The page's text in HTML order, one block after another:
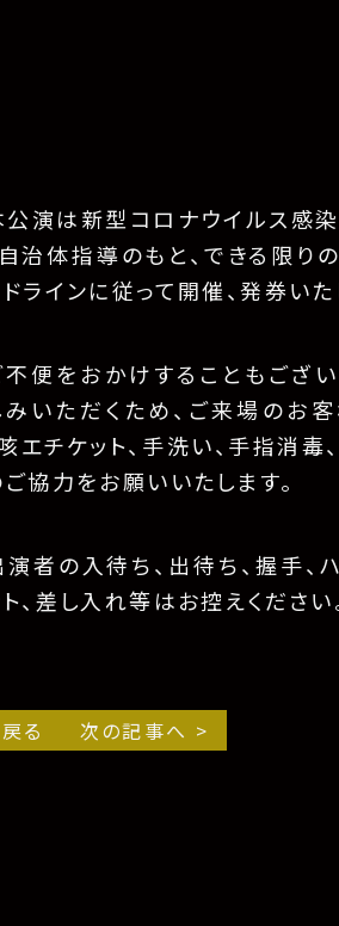
演は新型コロナウイルス感
治体指導のもと、できる限り
ラインに従って開催、発券いた
便をおかけすることもござ
みいただくため、ご来場のお
エチケット、手洗い、手指消
協力をお願いいたします。
者の入待ち、出待ち、握手、
、差し入れ等はお控えください
る 次の記事へ >